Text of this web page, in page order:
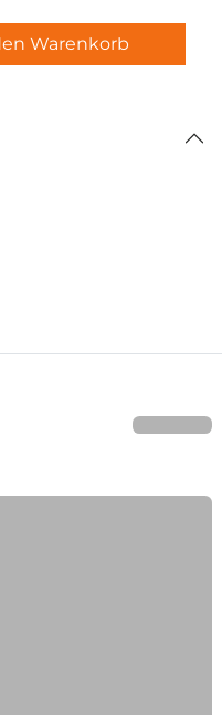
Warenkorb